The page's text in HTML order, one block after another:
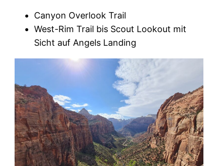
Canyon Overlook Trail
West-Rim Trail bis Scout Lookout mit
Sicht auf Angels Landing